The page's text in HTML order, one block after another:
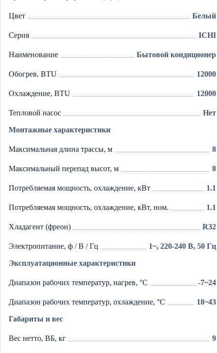
Цвет Белый
Серия ICHI
Наименование Бытовой кондиционер
Обогрев, BTU 12000
Охлаждение, BTU 12000
Тепловой насос Нет
Монтажные характеристики
Максимальная длина трассы, м 8
Максимальный перепад высот, м 8
Потребляемая мощность, охлаждение, кВт 1.1
Потребляемая мощность, охлаждение, кВт, ном. 1.1
Хладагент (фреон) R32
Электропитание, ф / В / Гц 1~, 220-240 В, 50 Гц
Эксплуатационные характеристики
Диапазон рабочих температур, нагрев, °C -7~24
Диапазон рабочих температур, охлаждение, °C 18~43
Габариты и вес
Вес нетто, ВБ, кг 9